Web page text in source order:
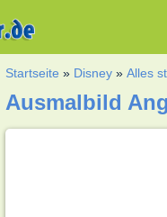
Startseite » Disney »Alles
Ausmalbild